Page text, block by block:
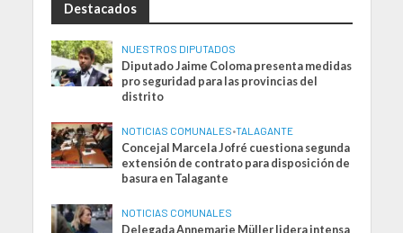
Destacados
NUESTROS DIPUTADOS
Diputado Jaime Coloma presenta medidas
pro seguridad para las provincias del
distrito
NOTICIAS COMUNALES•TALAGANTE
Concejal Marcela Jofré cuestiona segunda
extensión de contrato para disposición de
basura en Talagante
NOTICIAS COMUNALES
Delegada Annemarie Müller lidera intensa